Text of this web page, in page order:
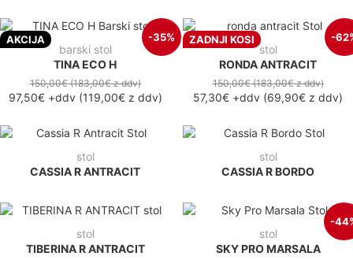
AKCIJA -35%
barski stol
TINA ECO H
150,00€(183,00€z ddv)
97,50€+ddv(119,00€z ddv)
ZADNJI KOSI -
stol
RONDA ANTRACIT
150,00€(183,00€z ddv)
57,30€ +ddv (69,90€ z ddv)
stol
CASSIA R ANTRACIT
stol
CASSIA R BORDO
stol
TIBERINA R ANTRACIT
-
stol
SKY PRO MARSALA